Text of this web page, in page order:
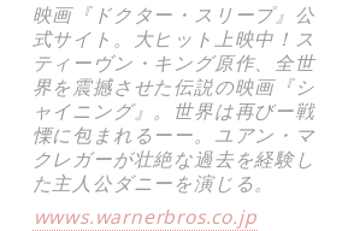
映画『ドクター・スリープ』公
式サイト。大ヒット上映中！ス
ティーヴン・キング原作、全世
界を震撼させた伝説の映画『シ
ャイニング』。世界は再びー戦
慄に包まれるーー。ユアン・マ
クレガーが壮絶な過去を経験し
た主人公ダニーを演じる。
wwws.warnerbros.co.jp